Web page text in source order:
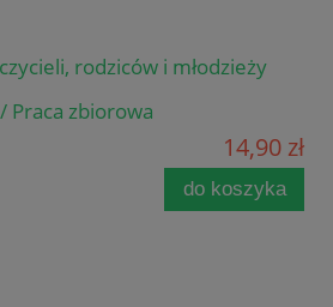
rodziców i młodzieży
Praca zbiorowa
14,90 zł
do koszyka